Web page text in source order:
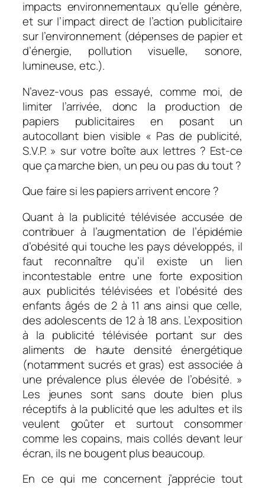
impacts environnementaux qu’elle génère,
et sur l’impact direct de l’action publicitaire
sur l’environnement (dépenses de papier et
d’énergie, pollution visuelle, sonore,
lumineuse, etc.).
N’avez-vous pas essayé, comme moi, de
limiter l’arrivée, donc la production de
papiers publicitaires en posant un
autocollant bien visible « Pas de publicité,
S.V.P. » sur votre boîte aux lettres ? Est-ce
que ça marche bien, un peu ou pas du tout ?
Que faire si les papiers arrivent encore ?
Quant à la publicité télévisée accusée de
contribuer à l’augmentation de l’épidémie
d’obésité qui touche les pays développés, il
faut reconnaître qu’il existe un lien
incontestable entre une forte exposition
aux publicités télévisées et l’obésité des
enfants âgés de 2 à 11 ans ainsi que celle,
des adolescents de 12 à 18 ans. L’exposition
à la publicité télévisée portant sur des
aliments de haute densité énergétique
(notamment sucrés et gras) est associée à
une prévalence plus élevée de l’obésité. »
Les jeunes sont sans doute bien plus
réceptifs à la publicité que les adultes et ils
veulent goûter et surtout consommer
comme les copains, mais collés devant leur
écran, ils ne bougent plus beaucoup.
En ce qui me concernent j’apprécie tout